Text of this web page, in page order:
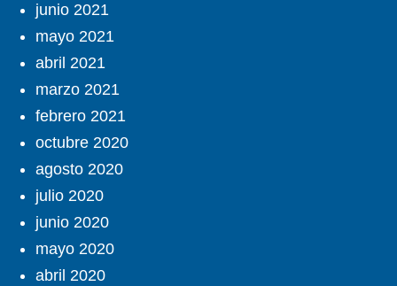
junio 2021
mayo 2021
abril 2021
marzo 2021
febrero 2021
octubre 2020
agosto 2020
julio 2020
junio 2020
mayo 2020
abril 2020